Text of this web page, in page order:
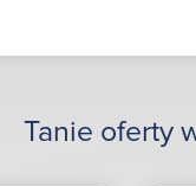
Tanie oferty